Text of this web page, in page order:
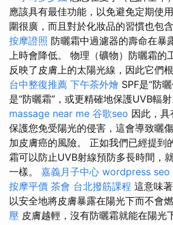
應該具有最佳功能，以免避免定期使用
圍很廣，而且對於化妝品的習慣也包
按摩證照 防曬霜中過濾器的壽命在暴
上時會降低。 物理（礦物）防曬霜的
反映了皮膚上的太陽光線，因此它們
台中整復推薦 下午茶外燴 SPF是“防
是“防曬霜”，或更精確地保護UVB輻射
massage near me 谷歌seo 因此，
保護您免受陽光的侵害，這會導致曬
加皮膚癌的風險。 正如我們已經提到
霜可以防止UVB射線預防多長時間，
一樣。 嘉義月子中心 wordpress seo
按摩平價 茶會 台北撥筋課程 這意味
以安全地將皮膚暴露在陽光下而不會
壓 皮膚越輕，沒有防曬霜就能在陽光